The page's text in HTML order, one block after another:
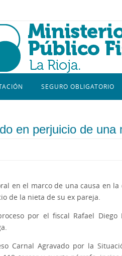
SEGURO OBLIGATORIO
en perjuicio de una
en el marco de una causa en
de la nieta de su ex pareja.
por el fiscal Rafael Diego
Carnal Agravado por la